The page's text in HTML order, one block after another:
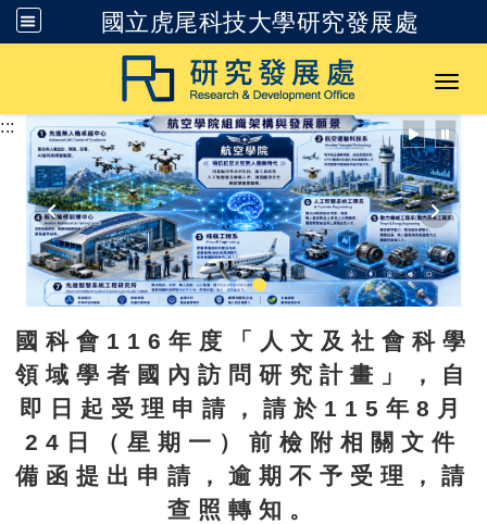
國立虎尾科技大學研究發展處
跳到主要內容
:::
國科會116年度「人文及社會科學
領域學者國內訪問研究計畫」，自
即日起受理申請，請於115年8月
24日（星期一）前檢附相關文件
備函提出申請，逾期不予受理，請
查照轉知。